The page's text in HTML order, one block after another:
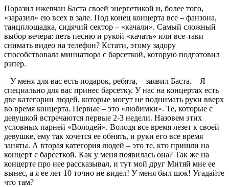
Поразил ижевчан Баста своей энергетикой и, более того,
«заразил» ею всех в зале. Под конец концерта все – фанзона,
танцплощадка, сидячий сектор – «качали». Самый сложный
выбор вечера: петь песню и рукой «качать» или все-таки
снимать видео на телефон? Кстати, этому задору
способствовала миниатюра с барсеткой, которую подготовил
рэпер.
– У меня для вас есть подарок, ребята, – заявил Баста. – Я
специально для вас принес барсетку. У нас на концертах есть
две категории людей, которые могут не поднимать руки вверх
во время концерта. Первые – это «любимки». Те, которые с
девушкой встречаются первые 2-3 недели. Назовем этих
условных парней «Володей». Володя все время лезет к своей
девушке, ему так хочется ее обнять, и руки его все время
заняты. А вторая категория людей – это те, кто пришли на
концерт с барсеткой. Как у меня появилась она? Так же на
концерте про нее рассказывал, и тут мой друг Митяй мне ее
вынес, а я ее лет 10 точно не видел! У меня был шок! Угадайте
что там?